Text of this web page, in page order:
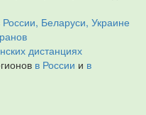
Беларуси, Украине
дистанциях
в России и в